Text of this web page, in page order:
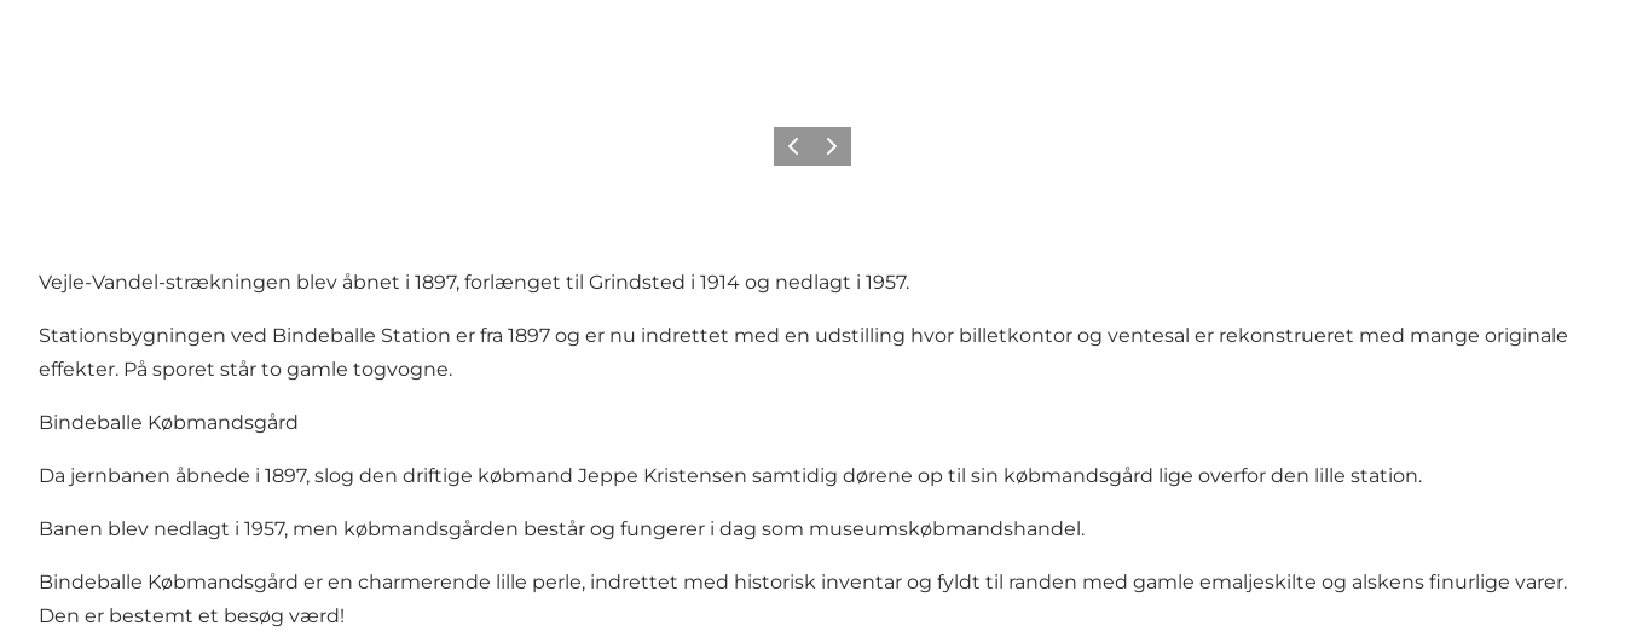
ForrigeNæste
Vejle-Vandel-strækningen blev åbnet i 1897, forlænget til Grindsted i 1914 og nedlagt i 1957.
Stationsbygningen ved Bindeballe Station er fra 1897 og er nu indrettet med en udstilling hvor billetkontor og ventesal er rekonstrueret med mange originale
effekter. På sporet står to gamle togvogne.
Bindeballe Købmandsgård
Da jernbanen åbnede i 1897, slog den driftige købmand Jeppe Kristensen samtidig dørene op til sin købmandsgård lige overfor den lille station.
Banen blev nedlagt i 1957, men købmandsgården består og fungerer i dag som museumskøbmandshandel.
Bindeballe Købmandsgård er en charmerende lille perle, indrettet med historisk inventar og fyldt til randen med gamle emaljeskilte og alskens finurlige varer.
Den er bestemt et besøg værd!